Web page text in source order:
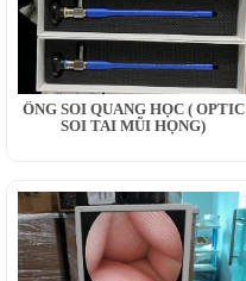
ỐNG SOI QUANG HỌC ( OPTIC
SOI TAI MŨI HỌNG)